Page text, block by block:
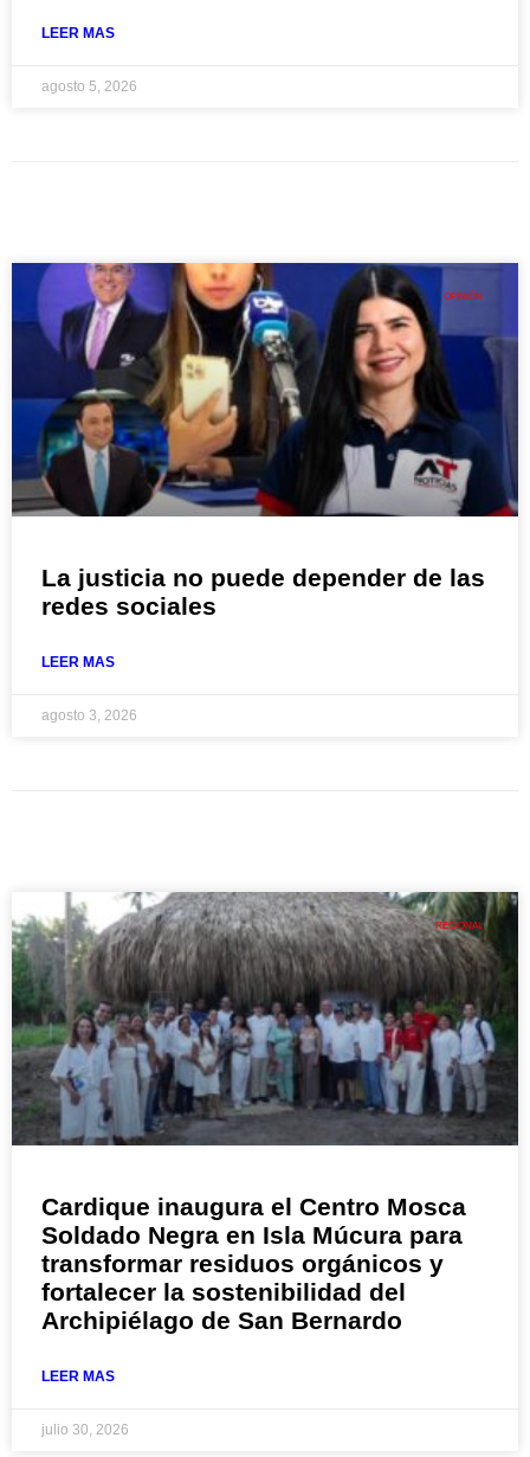
LEER MAS
agosto 5, 2026
OPINIÓN
La justicia no puede depender de las
redes sociales
LEER MAS
agosto 3, 2026
REGIONAL
Cardique inaugura el Centro Mosca
Soldado Negra en Isla Múcura para
transformar residuos orgánicos y
fortalecer la sostenibilidad del
Archipiélago de San Bernardo
LEER MAS
julio 30, 2026